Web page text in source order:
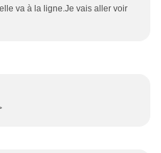
va à la ligne.Je vais aller voir